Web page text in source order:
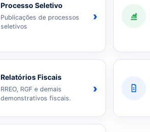
Processo Seletivo
Publicações de processos
seletivos
›
Relatórios Fiscais
RREO, RGF e demais
demonstrativos fiscais.
›